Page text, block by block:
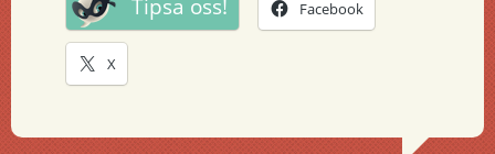
Tipsa oss! Facebook
X